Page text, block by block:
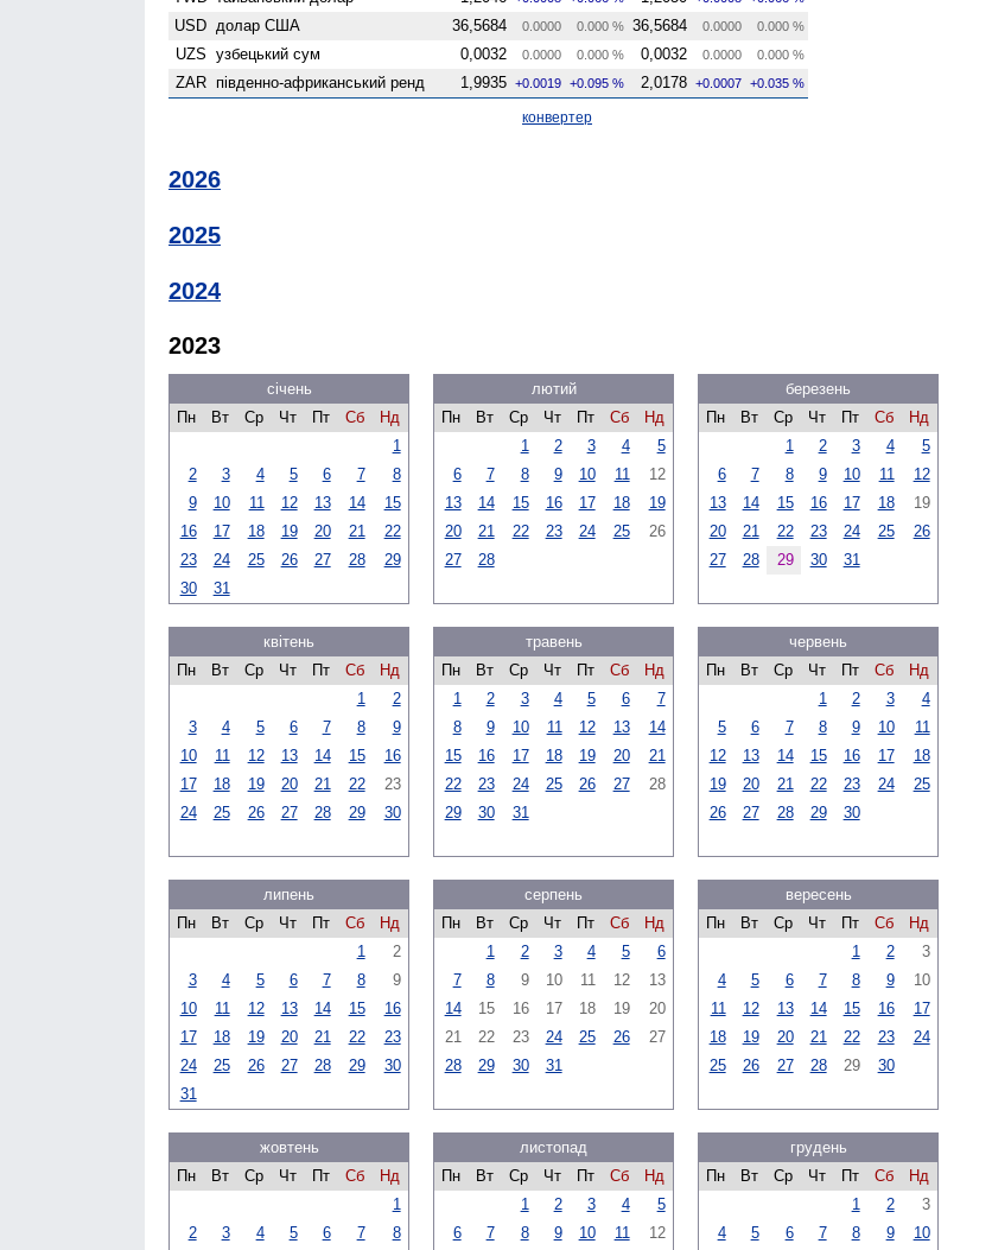
USD долар США 36,5684 0.0000 0.000 % 36,5684 0.0000 0.000 %
UZS узбецький сум 0,0032 0.0000 0.000 % 0,0032 0.0000 0.000 %
ZAR південно-африканський ренд 1,9935 +0.0019 +0.095 % 2,0178 +0.0007 +0.035 %
конвертер
2026
2025
2024
2023
січень
Пн
Вт Ср Чт Пт Сб
Нд
1
2
3 4 5 6 7
8
9
10 11 12 13 14
15
16
17 18 19 20 21
22
23
24 25 26 27 28
29
30
31
лютий
Пн
Вт Ср Чт Пт Сб
Нд
1
2 3 4
5
6
7 8 9 10 11
12
13
14 15 16 17 18
19
20
21 22 23 24 25
26
27
28
березень
Пн
Вт Ср Чт Пт Сб
Нд
1
2 3 4
5
6
7 8 9 10 11
12
13
14 15 16 17 18
19
20
21 22 23 24 25
26
27
28 29 30 31
квітень
Пн
Вт Ср Чт Пт Сб
Нд
1
2
3
4 5 6 7 8
9
10
11 12 13 14 15
16
17
18 19 20 21 22
23
24
25 26 27 28 29 30
травень
Пн
Вт Ср Чт Пт Сб
Нд
1
2 3 4 5 6
7
8
9 10 11 12 13
14
15
16 17 18 19 20
21
22
23 24 25 26 27
28
29
30 31
червень
Пн
Вт Ср Чт Пт Сб
Нд
1
2 3
4
5
6 7 8 9 10
11
12
13 14 15 16 17
18
19
20 21 22 23 24
25
26
27 28 29 30
липень
Пн
Вт Ср Чт Пт Сб
Нд
1
2
3
4 5 6 7 8
9
10
11 12 13 14 15
16
17
18 19 20 21 22
23
24
25 26 27 28 29
30
31
серпень
Пн
Вт Ср Чт Пт Сб
Нд
1
2 3 4 5
6
7
8 9 10 11 12
13
14
15 16 17 18 19
20
21
22 23 24 25 26
27
28
29 30 31
вересень
Пн
Вт Ср Чт Пт Сб
Нд
1
2
3
4
5 6 7 8 9
10
11
12 13 14 15 16
17
18
19 20 21 22 23
24
25
26 27 28 29 30
жовтень
Пн
Вт Ср Чт Пт Сб
Нд
1
2
3 4 5 6 7
8
листопад
Пн
Вт Ср Чт Пт Сб
Нд
1
2 3 4
5
6
7 8 9 10 11
12
грудень
Пн
Вт Ср Чт Пт Сб
Нд
1
2
3
4
5 6 7 8 9
10